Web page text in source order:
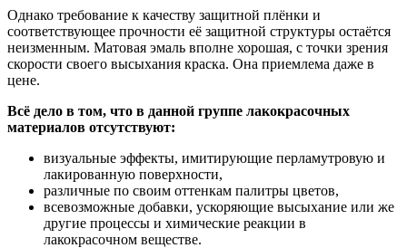
Однако требование к качеству защитной плёнки и
соответствующее прочности её защитной структуры остаётся
неизменным. Матовая эмаль вполне хорошая, с точки зрения
скорости своего высыхания краска. Она приемлема даже в
цене.
Всё дело в том, что в данной группе лакокрасочных
материалов отсутствуют:
визуальные эффекты, имитирующие перламутровую и
лакированную поверхности,
различные по своим оттенкам палитры цветов,
всевозможные добавки, ускоряющие высыхание или же
другие процессы и химические реакции в
лакокрасочном веществе.